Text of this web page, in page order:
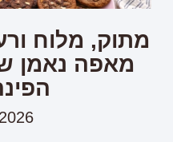
מתוק, מלוח
מאפה נאמן